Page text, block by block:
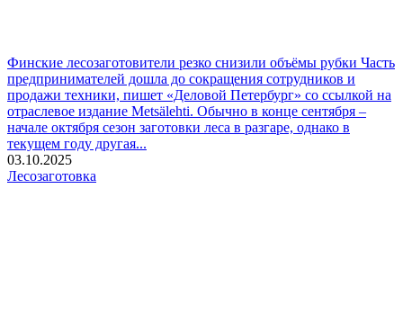
Финские лесозаготовители резко снизили объёмы рубки Часть
предпринимателей дошла до сокращения сотрудников и
продажи техники, пишет «Деловой Петербург» со ссылкой на
отраслевое издание Metsälehti. Обычно в конце сентября –
начале октября сезон заготовки леса в разгаре, однако в
текущем году другая...
03.10.2025
Лесозаготовка